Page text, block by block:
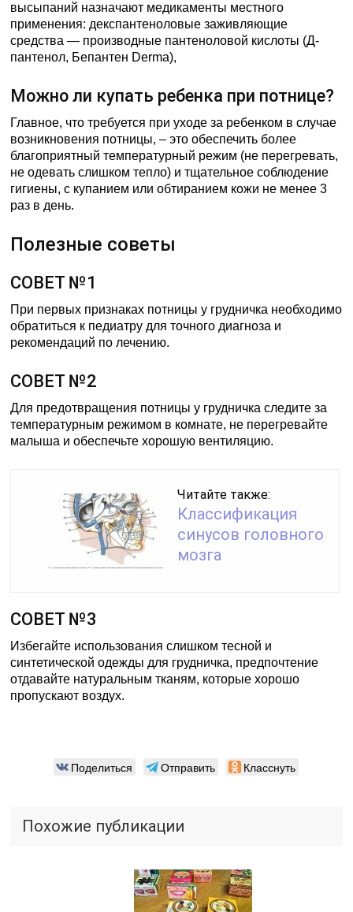
высыпаний назначают медикаменты местного
применения: декспантеноловые заживляющие
средства — производные пантеноловой кислоты (Д-
пантенол, Бепантен Derma),
Можно ли купать ребенка при потнице?
Главное, что требуется при уходе за ребенком в случае
возникновения потницы, – это обеспечить более
благоприятный температурный режим (не перегревать,
не одевать слишком тепло) и тщательное соблюдение
гигиены, с купанием или обтиранием кожи не менее 3
раз в день.
Полезные советы
СОВЕТ №1
При первых признаках потницы у грудничка необходимо
обратиться к педиатру для точного диагноза и
рекомендаций по лечению.
СОВЕТ №2
Для предотвращения потницы у грудничка следите за
температурным режимом в комнате, не перегревайте
малыша и обеспечьте хорошую вентиляцию.
Читайте также:
Классификация
синусов головного
мозга
СОВЕТ №3
Избегайте использования слишком тесной и
синтетической одежды для грудничка, предпочтение
отдавайте натуральным тканям, которые хорошо
пропускают воздух.
Поделиться Отправить Класснуть
Похожие публикации